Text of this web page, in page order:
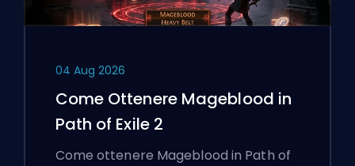
04 Aug 2026
Come Ottenere Mageblood in
Path of Exile 2
Come ottenere Mageblood in Path of